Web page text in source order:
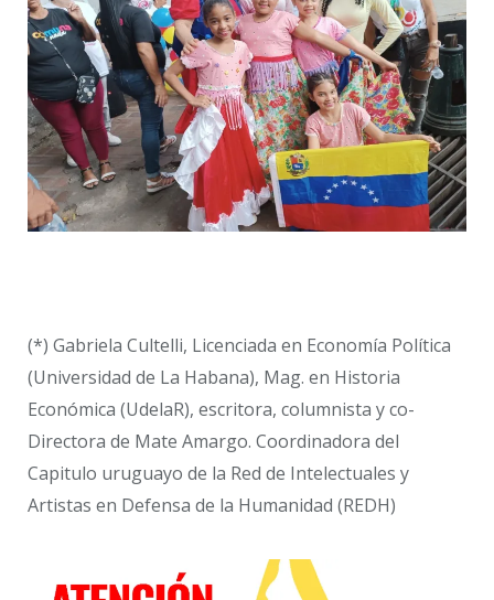
(*) Gabriela Cultelli, Licenciada en Economía Política
(Universidad de La Habana), Mag. en Historia
Económica (UdelaR), escritora, columnista y co-
Directora de Mate Amargo. Coordinadora del
Capitulo uruguayo de la Red de Intelectuales y
Artistas en Defensa de la Humanidad (REDH)